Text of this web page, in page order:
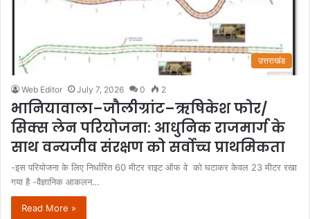
उत्तराखंड
Web Editor July 7, 2026 0 2
भानियावाला–जौलीग्रांट–ऋषिकेश फोर/
सिक्स लेन परियोजना: आधुनिक राजमार्ग के
साथ वन्यजीव संरक्षण को सर्वोच्च प्राथमिकता
-इस परियोजना के लिए निर्धारित 60 मीटर राइट ऑफ वे को घटाकर केवल 23 मीटर रखा
गया है -वैज्ञानिक आकलन…
Read More »